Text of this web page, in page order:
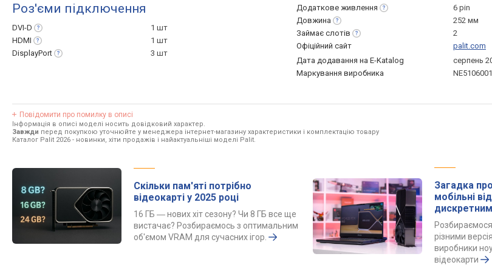
Роз'єми підключення
DVI-D
1 шт
HDMI
1 шт
DisplayPort
3 шт
Додаткове живлення
6 pin
Довжина
252 мм
Займає слотів
2
Офіційний сайт
palit.com
Дата додавання на E-Katalog
серпень
Маркування виробника
Повідомити про помилку в описі
Інформація в описі моделі носить довідковий характер.
Завжди перед покупкою уточнюйте у менеджера інтернет-магазину характеристики і комплектацію товару
Каталог Palit 2026 - новинки, хіти продажів і найактуальніші моделі Palit.
Скільки пам'яті потрібно
відеокарті у 2025 році
16 ГБ ― нових хіт сезону? Чи 8 ГБ все ще
вистачає? Розбираємось з оптимальним
об'ємом VRAM для сучасних ігор.
Загадка
мобільні
дискретним
різними
виробники
відеокарти